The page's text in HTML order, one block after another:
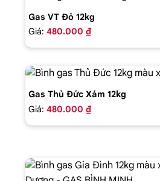
Gas VT Đỏ 12kg
Giá: 480.000 ₫
Gas Thủ Đức Xám 12kg
Giá: 480.000 ₫